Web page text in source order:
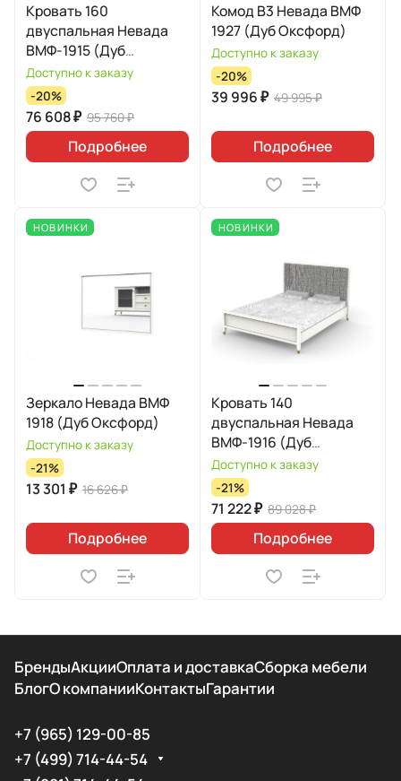
Кровать 160
двуспальная Невада
ВМФ-1915 (Дуб
Оксфорд)
Доступно к заказу
-20%
76 608 ₽ 95 760 ₽
Подробнее
Комод B3 Невада ВМФ
1927 (Дуб Оксфорд)
Доступно к заказу
-20%
39 996 ₽ 49 995 ₽
Подробнее
НОВИНКИ
Зеркало Невада ВМФ
1918 (Дуб Оксфорд)
Доступно к заказу
-21%
13 301 ₽ 16 626 ₽
Подробнее
НОВИНКИ
Кровать 140
двуспальная Невада
ВМФ-1916 (Дуб
Оксфорд)
Доступно к заказу
-21%
71 222 ₽ 89 028 ₽
Подробнее
БрендыАкцииОплата и доставкаСборка мебели
БлогО компанииКонтактыГарантии
+7 (965) 129-00-85
+7 (499) 714-44-54